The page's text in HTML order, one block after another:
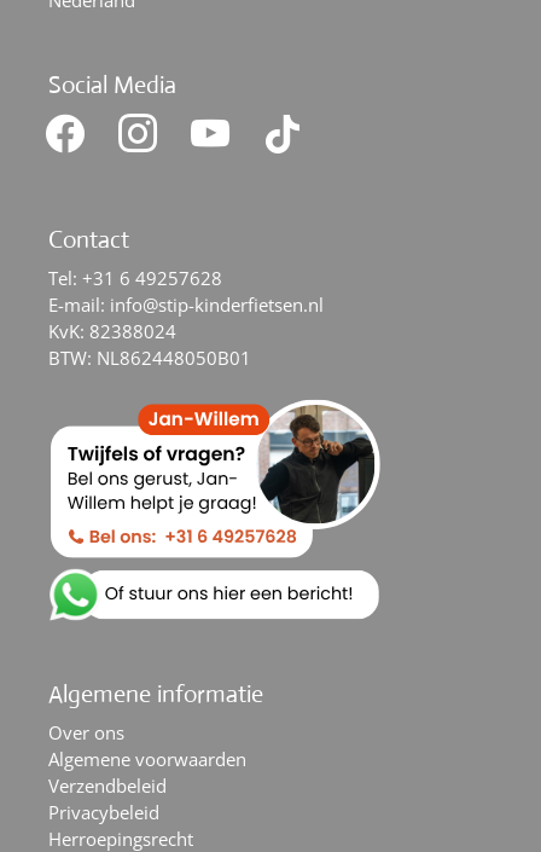
Social Media
facebook instagram youtube tiktok
Contact
Tel: +31 6 49257628
E-mail: info@stip-kinderfietsen.nl
KvK: 82388024
BTW: NL862448050B01
Algemene informatie
Over ons
Algemene voorwaarden
Verzendbeleid
Privacybeleid
Herroepingsrecht